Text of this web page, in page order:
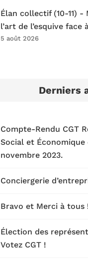
Élan collectif (10-11) -
l’art de l’esquive face
5 août 2026
Derniers
Compte-Rendu CGT
Social et Économique
novembre 2023.
Conciergerie
Bravo et Merci à tous
Élection des
Votez CGT !